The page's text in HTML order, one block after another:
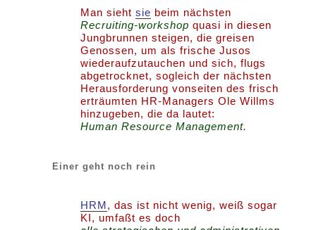
Man siehtsie beim nächsten
Recruiting-workshop quasi in diesen
Jungbrunnen steigen, die greisen
Genossen, um als frische Jusos
wiederaufzutauchen und sich, flugs
abgetrocknet, sogleich der nächsten
Herausforderung vonseiten des frisch
erträumten HR-Managers Ole Willms
hinzugeben, die da lautet:
Human Resource Management.
Einer geht noch rein
HRM, das ist nicht wenig, weiß sogar
KI, umfaßt es doch